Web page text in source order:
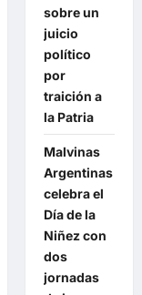
sobre un
juicio
político
por
traición a
la Patria
Malvinas
Argentinas
celebra el
Día de la
Niñez con
dos
jornadas